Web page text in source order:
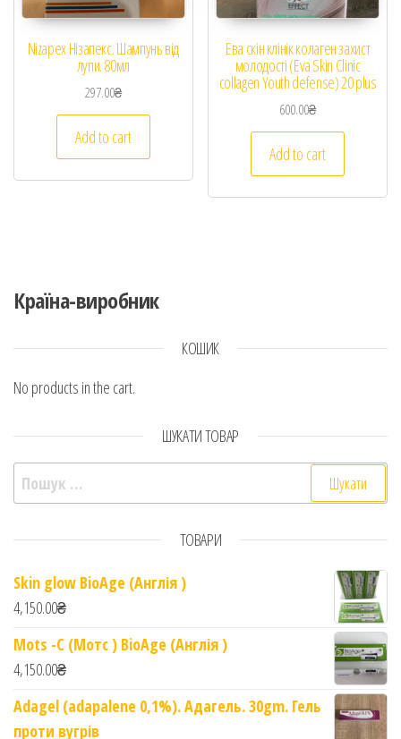
Nizapex Нізапекс. Шампунь від
лупи. 80мл
297.00₴
Add to cart
Ева скін клінік колаген захист
молодості (Eva Skin Clinic
collagen Youth defense) 20 plus
600.00₴
Add to cart
Країна-виробник
КОШИК
No products in the cart.
ШУКАТИ ТОВАР
Пошук:
ТОВАРИ
Skin glow BioAge (Англія )
4,150.00₴
Mots -C (Мотс ) BioAge (Англія )
4,150.00₴
Adagel (adapalene 0,1%). Адагель. 30gm. Гель
проти вугрів